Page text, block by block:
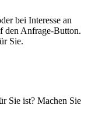
bei Interesse an
den Anfrage-Button.
Sie.
Sie ist? Machen Sie